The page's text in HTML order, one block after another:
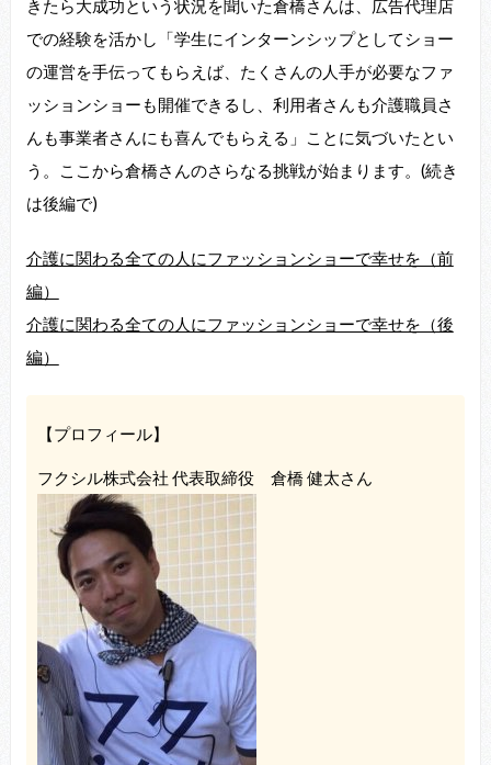
きたら大成功という状況を聞いた倉橋さんは、広告代理店
での経験を活かし「学生にインターンシップとしてショー
の運営を手伝ってもらえば、たくさんの人手が必要なファ
ッションショーも開催できるし、利用者さんも介護職員さ
んも事業者さんにも喜んでもらえる」ことに気づいたとい
う。ここから倉橋さんのさらなる挑戦が始まります。(続き
は後編で)
介護に関わる全ての人にファッションショーで幸せを（前
編）
介護に関わる全ての人にファッションショーで幸せを（後
編）
【プロフィール】
フクシル株式会社 代表取締役 倉橋 健太さん